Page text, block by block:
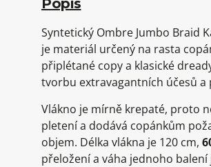
Popis
Syntetický Ombre Jumbo Braid
je materiál určený na rasta
připlétané copy a klasické
tvorbu extravagantních účesů a
Vlákno je mírně krepaté, proto
pletení a dodává copánkům
objem. Délka vlákna je 120 cm,
přeložení a váha jednoho